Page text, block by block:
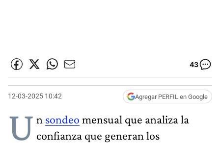
43
12-03-2025 10:42 Agregar PERFIL en Google
U n sondeo mensual que analiza la
confianza que generan los